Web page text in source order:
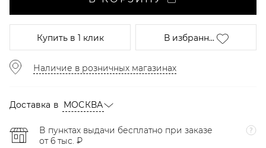
Купитьв 1 клик В избранн...
Наличие в розничных магазинах
Доставка в МОСКВА
В пунктах выдачи бесплатно при заказе
от 6 тыс. ₽